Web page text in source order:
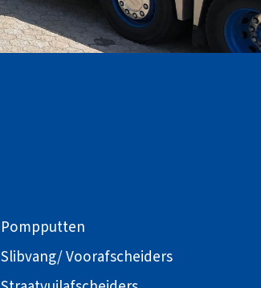
Pompputten
Slibvang/ Voorafscheiders